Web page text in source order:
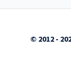
© 2012 -